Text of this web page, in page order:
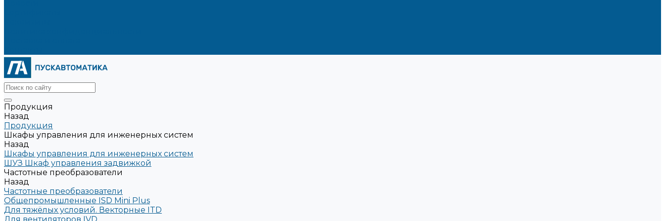
Продукция
Назад
Продукция
Шкафы управления для инженерных систем
Назад
Шкафы управления для инженерных систем
ШУЗ Шкаф управления задвижкой
Частотные преобразователи
Назад
Частотные преобразователи
Общепромышленные ISD Mini Plus
Для тяжёлых условий. Векторные ITD